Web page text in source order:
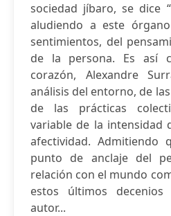
sociedad jíbaro, se dice
aludiendo a este
sentimientos, del
de la persona. Es así
corazón, Alexandre
análisis del entorno, de
de las prácticas
variable de la intensidad
afectividad. Admitiendo
punto de anclaje del
relación con el mundo
estos últimos
autor...